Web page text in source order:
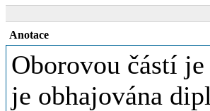
Anotace
Oborovou částí
je obhajována